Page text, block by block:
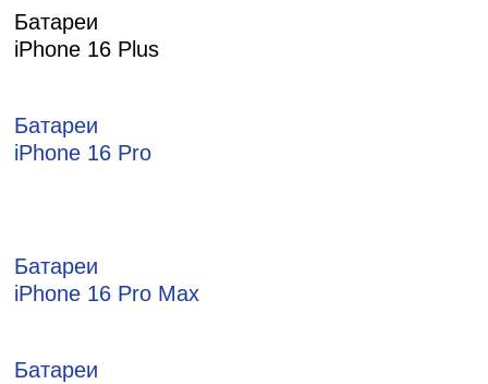
Батареи
iPhone 16 Plus
Батареи
iPhone 16 Pro
Батареи
iPhone 16 Pro Max
Батареи